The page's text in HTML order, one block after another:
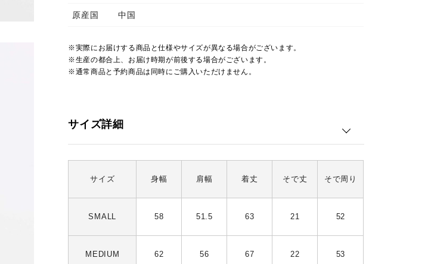
原産国 中国
※実際にお届けする商品と仕様やサイズが異なる場合がございます。
※生産の都合上、お届け時期が前後する場合がございます。
※通常商品と予約商品は同時にご購入いただけません。
サイズ詳細
サイズ 身幅 肩幅 着丈 そで丈 そで周り
SMALL 58 51.5 63 21 52
MEDIUM 62 56 67 22 53